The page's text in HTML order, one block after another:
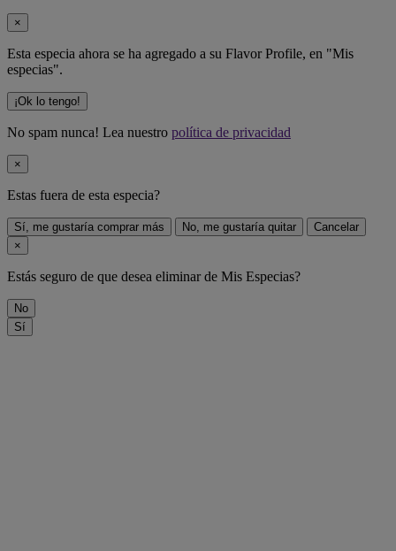
×
Esta especia ahora se ha agregado a su Flavor Profile, en "Mis
especias".
¡Ok lo tengo!
No spam nunca! Lea nuestro política de privacidad
×
Estas fuera de esta especia?
Sí, me gustaría comprar más No, me gustaría quitar
Cancelar
×
Estás seguro de que desea eliminarde Mis Especias?
No
Sí